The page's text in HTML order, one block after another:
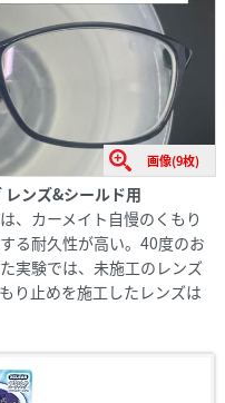
画像(9枚)
レンズ&シールド用
、カーメイト自慢のくもり
る耐久性が高い。40度のお
実験では、未施工のレンズ
り止めを施工したレンズは